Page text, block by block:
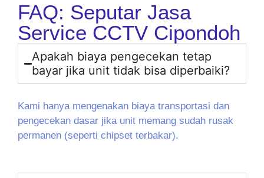
FAQ: Seputar Jasa
Service CCTV Cipondoh
Apakah biaya pengecekan tetap
bayar jika unit tidak bisa diperbaiki?
Kami hanya mengenakan biaya transportasi dan
pengecekan dasar jika unit memang sudah rusak
permanen (seperti chipset terbakar).